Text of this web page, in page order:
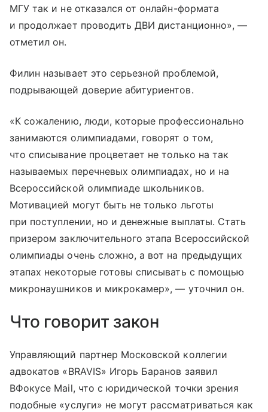
МГУ так и не отказался от онлайн-формата
и продолжает проводить ДВИ дистанционно», —
отметил он.
Филин называет это серьезной проблемой,
подрывающей доверие абитуриентов.
«К сожалению, люди, которые профессионально
занимаются олимпиадами, говорят о том,
что списывание процветает не только на так
называемых перечневых олимпиадах, но и на
Всероссийской олимпиаде школьников.
Мотивацией могут быть не только льготы
при поступлении, но и денежные выплаты. Стать
призером заключительного этапа Всероссийской
олимпиады очень сложно, а вот на предыдущих
этапах некоторые готовы списывать с помощью
микронаушников и микрокамер», — уточнил он.
Что говорит закон
Управляющий партнер Московской коллегии
адвокатов «BRAVIS» Игорь Баранов заявил
ВФокусе Mail, что с юридической точки зрения
подобные «услуги» не могут рассматриваться как